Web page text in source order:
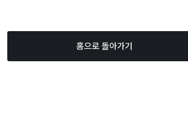
홈으로 돌아가기